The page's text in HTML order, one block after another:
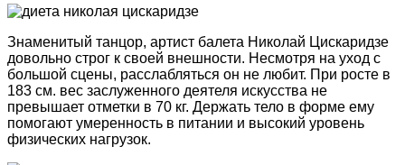
Знаменитый танцор, артист балета Николай Цискаридзе
довольно строг к своей внешности. Несмотря на уход с
большой сцены, расслабляться он не любит. При росте в
183 см. вес заслуженного деятеля искусства не
превышает отметки в 70 кг. Держать тело в форме ему
помогают умеренность в питании и высокий уровень
физических нагрузок.